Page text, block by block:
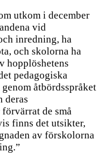
utkom i december
vid
inredning, ha
och skolorna ha
hopplöshetens
pedagogiska
åtbördsspråket
deras
de små
finns det utsikter,
av förskolorna